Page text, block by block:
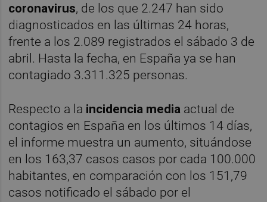
coronavirus, de los que 2.247 han sido
diagnosticados en las últimas 24 horas,
frente a los 2.089 registrados el sábado 3 de
abril. Hasta la fecha, en España ya se han
contagiado 3.311.325 personas.
Respecto a la incidencia media actual de
contagios en España en los últimos 14 días,
el informe muestra un aumento, situándose
en los 163,37 casos casos por cada 100.000
habitantes, en comparación con los 151,79
casos notificado el sábado por el